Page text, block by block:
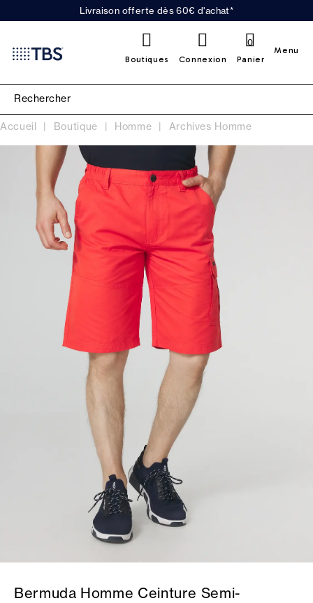
Livraison offerte dès 60€ d'achat*
Boutiques Connexion Panier
0
Menu
Accueil Boutique Homme Archives Homme
Bermuda Homme Ceinture Semi-